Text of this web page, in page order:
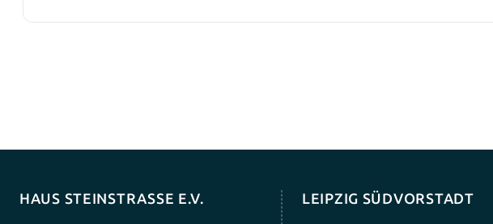
HAUS STEINSTRASSE E.V. LEIPZIG SÜDVORSTADT